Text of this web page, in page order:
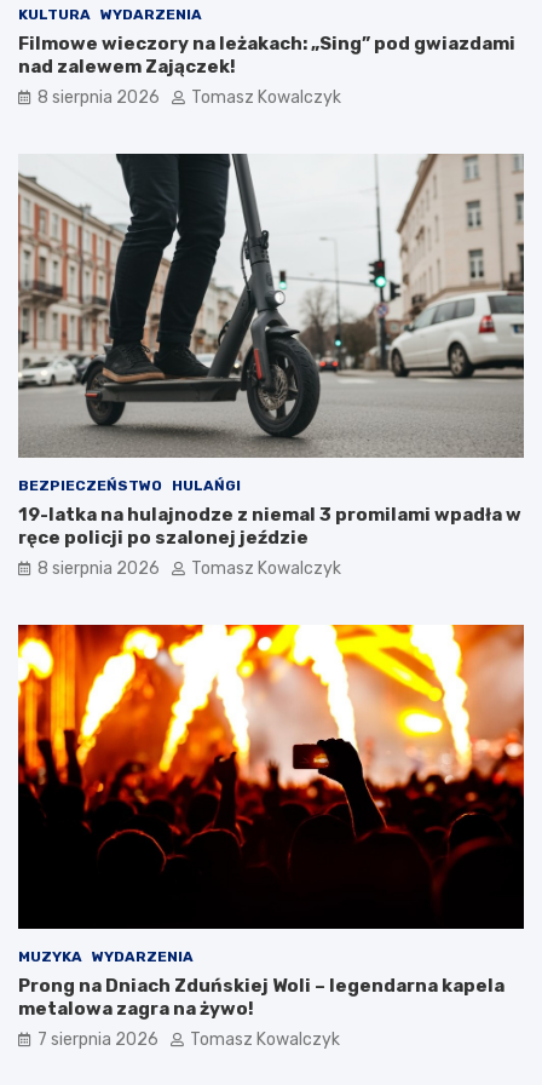
r
o
w
e
t
u
r
y
s
t
ó
w
!
r
u
k
t
n
a
d
z
b
i
o
r
n
i
m
i
d
o
0
6
r
o
k
u
KULTURA WYDARZENIA
Filmowe wieczory na leżakach: „Sing” pod gwiazdami
nad zalewem Zajączek!
8 sierpnia 2026 Tomasz Kowalczyk
BEZPIECZEŃSTWO HULAŃGI
19-latka na hulajnodze z niemal 3 promilami wpadła w
ręce policji po szalonej jeździe
8 sierpnia 2026 Tomasz Kowalczyk
MUZYKA WYDARZENIA
Prong na Dniach Zduńskiej Woli – legendarna kapela
metalowa zagra na żywo!
7 sierpnia 2026 Tomasz Kowalczyk